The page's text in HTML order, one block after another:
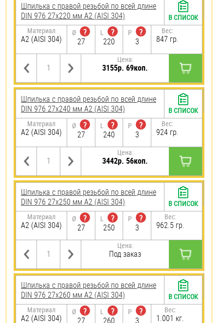
Шпилька с правой резьбой по всей длине
DIN 976 27х220 мм А2 (AISI 304)
Материал
А2 (AISI 304)
Ø
?
27
L
?
220
P
?
3
Вес:
847 гр.
Цена:
3155р. 69коп.
В СПИСОК
Шпилька с правой резьбой по всей длине
DIN 976 27х240 мм А2 (AISI 304)
Материал
А2 (AISI 304)
Ø
?
27
L
?
240
P
?
3
Вес:
924 гр.
Цена:
3442р. 56коп.
В СПИСОК
Шпилька с правой резьбой по всей длине
DIN 976 27х250 мм А2 (AISI 304)
Материал
А2 (AISI 304)
Ø
?
27
L
?
250
P
?
3
Вес:
962.5 гр.
Цена:
Под заказ
В СПИСОК
Шпилька с правой резьбой по всей длине
DIN 976 27х260 мм А2 (AISI 304)
Материал
А2 (AISI 304)
Ø
?
27
L
?
260
P
?
3
Вес:
1.001 кг.
В СПИСОК